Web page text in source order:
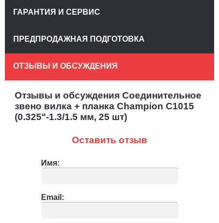
Отзывы и обсуждения Соединительное
звено вилка + планка Champion C1015
(0.325"-1.3/1.5 мм, 25 шт)
Оставить отзыв
Имя:
Email:
ГАРАНТИЯ И СЕРВИС
ПРЕДПРОДАЖНАЯ ПОДГОТОВКА
ОТЗЫВЫ И ОБСУЖДЕНИЯ